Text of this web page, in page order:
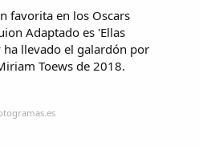
favorita en los Oscars
Adaptado es 'Ellas
ha llevado el galardón por
Toews de 2018.